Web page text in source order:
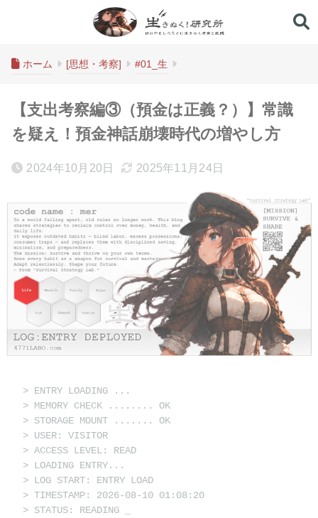
ホーム [思想・考察] #01_生
【支出考察編③（預金は正義？）】常識
を疑え！預金神話崩壊時代の増やし方
2024年10月20日 2025年11月24日
> ENTRY LOADING ...
> MEMORY CHECK ........ OK
> STORAGE MOUNT ....... OK
> USER: VISITOR
> ACCESS LEVEL: READ
> LOADING ENTRY...
> LOG START: ENTRY LOAD
> TIMESTAMP: 2026-08-10 01:08:20
> STATUS: READING